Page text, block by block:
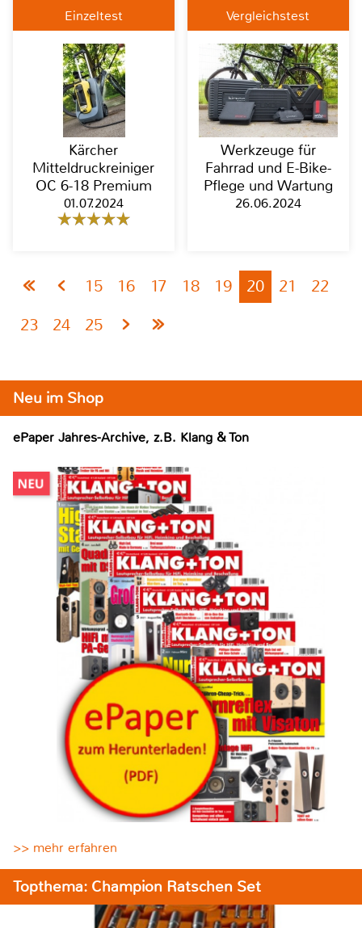
Einzeltest
Kärcher
Mitteldruckreiniger
OC 6-18 Premium
01.07.2024
Vergleichstest
Werkzeuge für
Fahrrad und E-Bike-
Pflege und Wartung
26.06.2024
15 16 17 18 19 20 21
22
23
24 25
Neu im Shop
ePaper Jahres-Archive, z.B. Klang & Ton
>> mehr erfahren
Topthema: Champion Ratschen Set